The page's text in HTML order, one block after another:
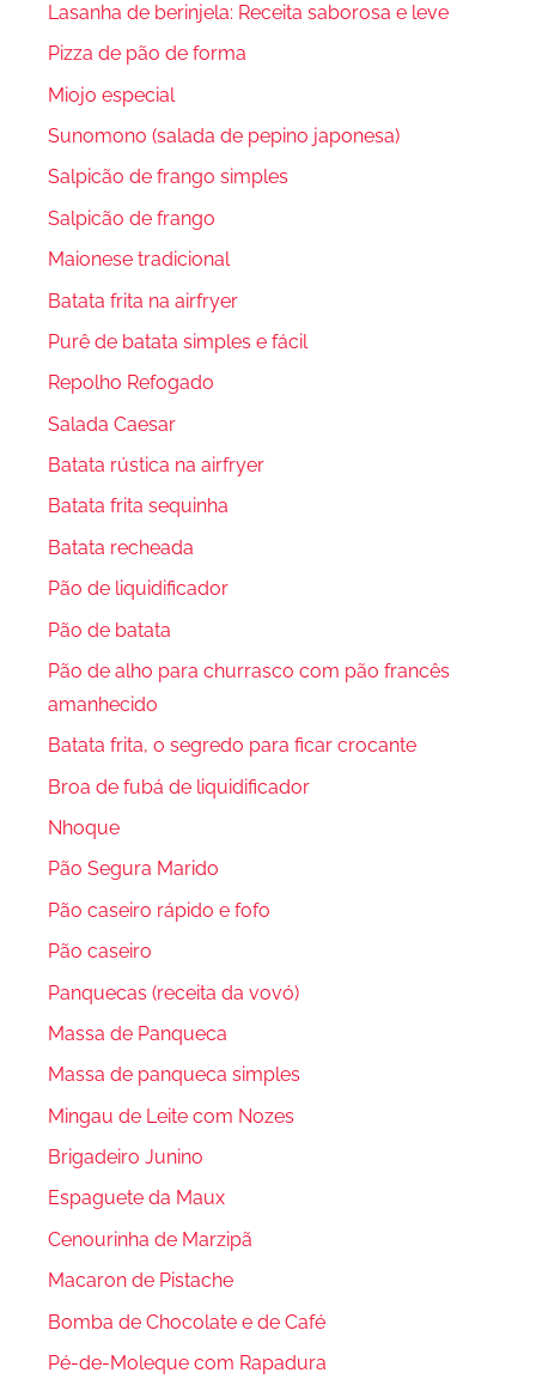
Lasanha de berinjela: Receita saborosa e leve
Pizza de pão de forma
Miojo especial
Sunomono (salada de pepino japonesa)
Salpicão de frango simples
Salpicão de frango
Maionese tradicional
Batata frita na airfryer
Purê de batata simples e fácil
Repolho Refogado
Salada Caesar
Batata rústica na airfryer
Batata frita sequinha
Batata recheada
Pão de liquidificador
Pão de batata
Pão de alho para churrasco com pão francês
amanhecido
Batata frita, o segredo para ficar crocante
Broa de fubá de liquidificador
Nhoque
Pão Segura Marido
Pão caseiro rápido e fofo
Pão caseiro
Panquecas (receita da vovó)
Massa de Panqueca
Massa de panqueca simples
Mingau de Leite com Nozes
Brigadeiro Junino
Espaguete da Maux
Cenourinha de Marzipã
Macaron de Pistache
Bomba de Chocolate e de Café
Pé-de-Moleque com Rapadura